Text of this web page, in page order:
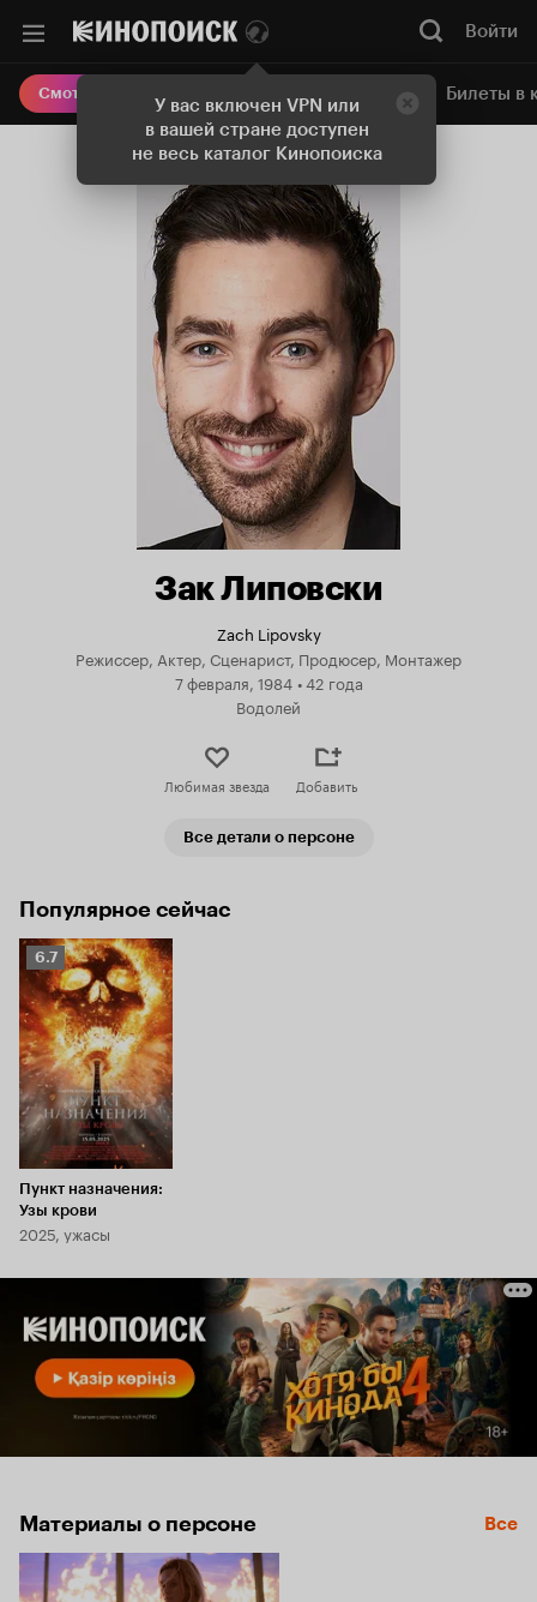
У вас включен VPN или
в вашей стране доступен
не весь каталог Кинопоиска
Войти
Смотреть кино Онлайн-кинотеатр Билеты в
Зак Липовски
Zach Lipovsky
Режиссер, Актер, Сценарист, Продюсер, Монтажер
7 февраля, 1984 •42 года
Водолей
Любимая звезда Добавить
Все детали о персоне
Популярное сейчас
Рейтинг
Кинопоиска
6.7
6.7
Пункт назначения:
Узы крови
2025, ужасы
Материалы о персоне Все